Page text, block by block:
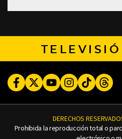
FacebookTwitterYoutubeInstagram
TikTok
DERECHOS
Prohibida la reproducción total o